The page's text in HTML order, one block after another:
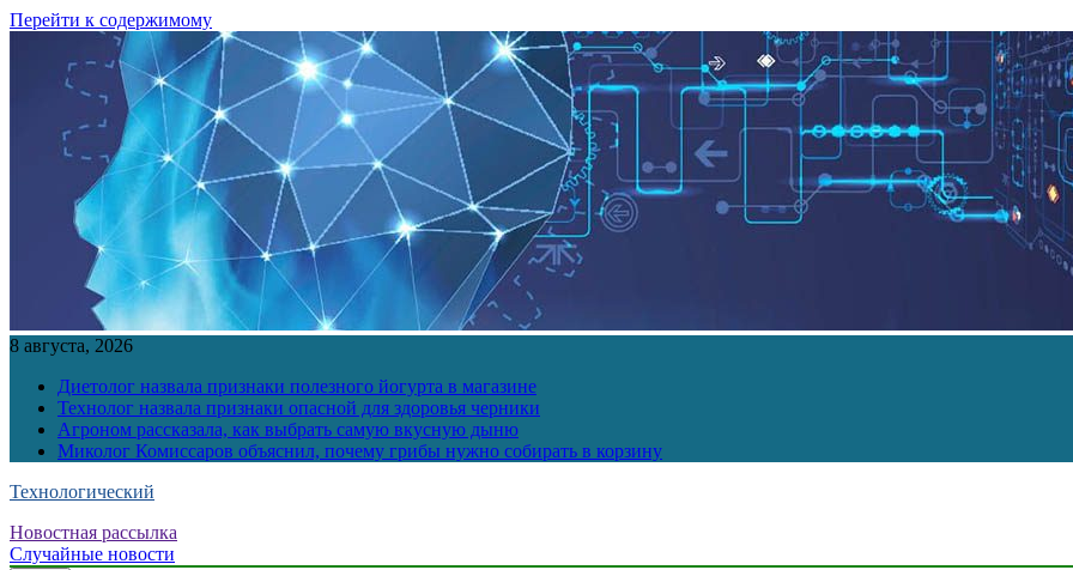
Перейти к содержимому
8 августа, 2026
Диетолог назвала признаки полезного йогурта в магазине
Технолог назвала признаки опасной для здоровья черники
Агроном рассказала, как выбрать самую вкусную дыню
Миколог Комиссаров объяснил, почему грибы нужно собирать в корзину
Технологический
Новостная рассылка
Случайные новости